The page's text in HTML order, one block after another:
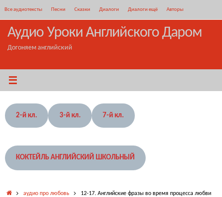
содержимому
Все аудиотексты Песни Сказки Диалоги Диалоги ещё Авторы
Аудио Уроки Английского Даром
Догоняем английский
2-й кл. 3-й кл. 7-й кл.
КОКТЕЙЛЬ АНГЛИЙСКИЙ ШКОЛЬНЫЙ
Главнаяаудио про любовь 12-17. Английские фразы во время процесса любви